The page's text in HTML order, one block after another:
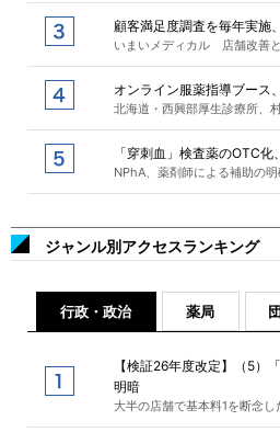
顧客満足度調査を毎年実施
いまいメディカル 店舗改善
オンライン服薬指導ブース
北海道・西興部厚生診療所、
「穿刺血」検査薬のOTC
NPhA、薬剤師による補助の明
ジャンル別アクセスランキング
行政・政治 薬局
【検証26年度改定】（5）
明暗
大半の店舗で基本料1を断念し